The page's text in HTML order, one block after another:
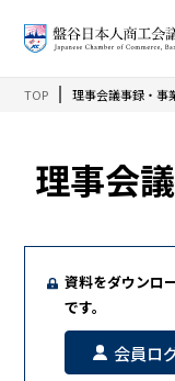
TOP 理事会議事録・事
理事会
資料をダウンロ
です。
会員ロ